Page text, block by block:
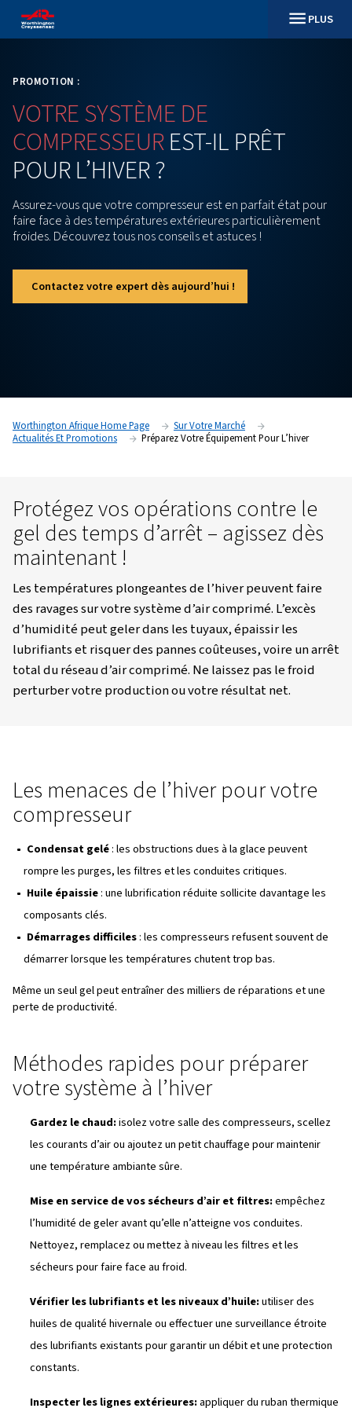
PROMOTION :
VOTRESYSTÈMEDE
COMPRESSEUR
POURL’HIVER ?
faire face à des températures extérieures
froides. Découvrez tous nos conseils et astuces !
Worthington Afrique Home Page
Sur Votre Marché
Actualités Et Promotions
Préparez Votre Équipement Pour
Protégez vos opérations
gel des temps d’arrêt –
maintenant !
d’humidité peut geler dans les tuyaux,
lubrifiants et risquer des pannes coûteuses,
perturber votre production ou votre résultat
Les menaces de l’hiver pour
compresseur
Condensat gelé: les obstructions dues à la glace
rompre les purges, les filtres et les conduites
Huile épaissie: une lubrification réduite sollicite
composants clés.
Démarrages difficiles: les compresseurs refusent
démarrer lorsque les températures chutent trop bas.
Même un seul gel peut entraîner des milliers de
perte de productivité.
Méthodes rapides pour
votre système à l’hiver
Gardez le chaud:isolez votre salle des